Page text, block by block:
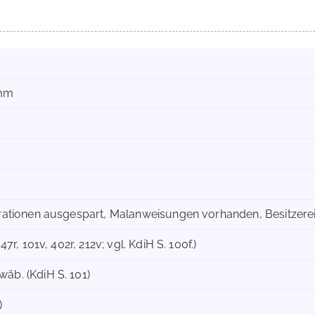
ausgespart, Malanweisungen vorhanden,
101v, 402r, 212v; vgl. KdiH S. 100f.)
(KdiH S. 101)